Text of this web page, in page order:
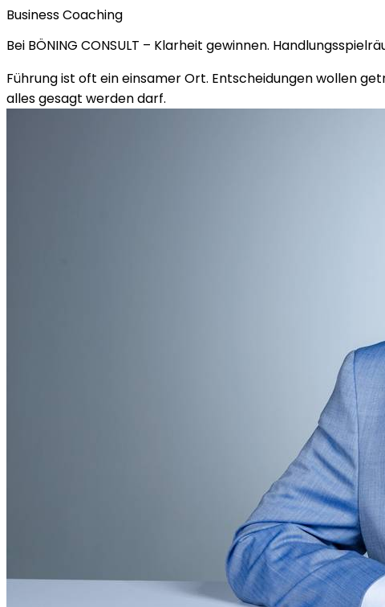
Business Coaching
Bei BÖNING CONSULT – Klarheit gewinnen.
Führung ist oft ein einsamer Ort. Entscheidungen wollen
alles gesagt werden darf.